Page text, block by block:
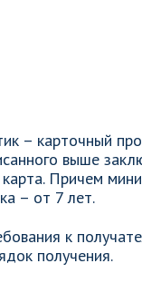
– карточный
выше
Причем
– от 7 лет.
к
получения.